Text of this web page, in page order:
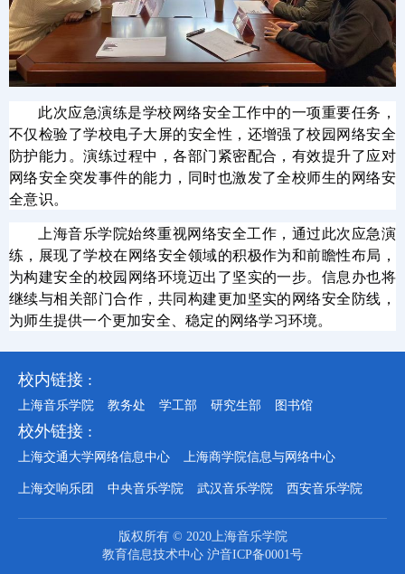
此次应急演练是学校网络安全工作中的一项重要任务，
不仅检验了学校电子大屏的安全性，还增强了校园网络安全
防护能力。演练过程中，各部门紧密配合，有效提升了应对
网络安全突发事件的能力，同时也激发了全校师生的网络安
全意识。
上海音乐学院始终重视网络安全工作， 通过此次应急演
练，展现了学校在网络安全领域的积极作为和前瞻性布局，
为构建安全的校园网络环境迈出了坚实的一步。 信息办也将
继续与相关部门合作，共同构建更加坚实的网络安全防线，
为师生提供一个更加安全、稳定的网络学习环境。
校内链接 :
上海音乐学院 教务处 学工部 研究生部 图书馆
校外链接 :
上海交通大学网络信息中心 上海商学院信息与网络中心
上海交响乐团 中央音乐学院 武汉音乐学院 西安音乐学院
版权所有 © 2020上海音乐学院
教育信息技术中心 沪音ICP备0001号